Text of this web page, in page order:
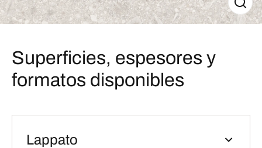
Superficies, espesores y
formatos disponibles
Lappato